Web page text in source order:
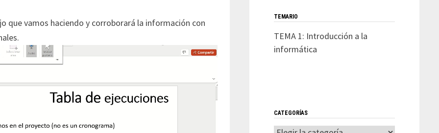
que vamos haciendo y corroborará la información con
TEMARIO
TEMA 1: Introducción a la
informática
CATEGORÍAS